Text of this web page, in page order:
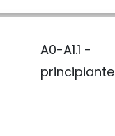
A0-A1.1 -
principiante